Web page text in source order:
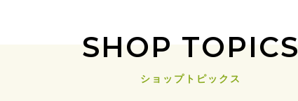
SHOP TOPICS
ショップトピックス